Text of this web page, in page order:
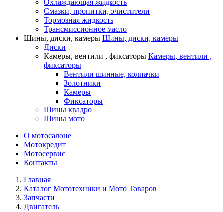
Охлаждающая жидкость
Смазки, пропитки, очистители
Тормозная жидкость
Трансмиссионное масло
Шины, диски, камеры Шины, диски, камеры
Диски
Камеры, вентили , фиксаторы Камеры, вентили ,
фиксаторы
Вентили шинные, колпачки
Золотники
Камеры
Фиксаторы
Шины квадро
Шины мото
О мотосалоне
Мотокредит
Мотосервис
Контакты
Главная
Каталог Мототехники и Мото Товаров
Запчасти
Двигатель